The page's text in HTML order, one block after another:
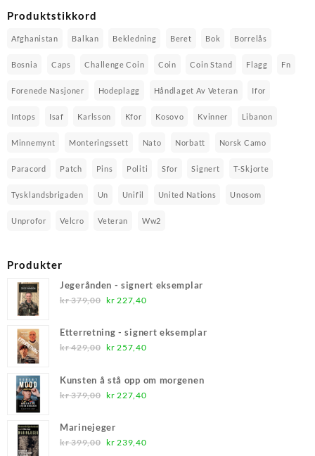
Produktstikkord
Afghanistan Balkan Bekledning Beret Bok Borrelås
Bosnia Caps Challenge Coin Coin Coin Stand Flagg Fn
Forenede Nasjoner Hodeplagg Håndlaget Av Veteran Ifor
Intops Isaf Karlsson Kfor Kosovo Kvinner Libanon
Minnemynt Monteringssett Nato Norbatt Norsk Camo
Paracord Patch Pins Politi Sfor Signert T-Skjorte
Tysklandsbrigaden Un Unifil United Nations Unosom
Unprofor Velcro Veteran Ww2
Produkter
Jegerånden - signert eksemplar
kr379,00 Opprinnelig
var:
kr 379,00.
kr 227,40Nåværende
er:
Etterretning - signert eksemplar
kr429,00 Opprinnelig
var:
kr 429,00.
kr 257,40Nåværende
er:
Kunsten å stå opp om morgenen
kr379,00 Opprinnelig
var:
kr 379,00.
kr 227,40Nåværende
Marinejeger
kr399,00 Opprinnelig
kr 239,40Nåværende